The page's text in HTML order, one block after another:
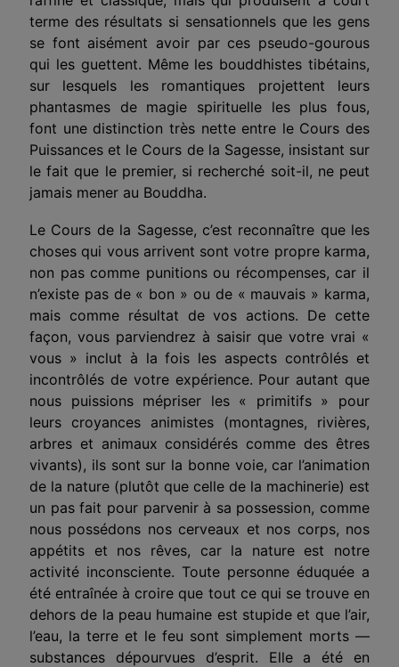
terme des résultats si sensationnels que les gens
se font aisément avoir par ces pseudo-gourous
qui les guettent. Même les bouddhistes tibétains,
sur lesquels les romantiques projettent leurs
phantasmes de magie spirituelle les plus fous,
font une distinction très nette entre le Cours des
Puissances et le Cours de la Sagesse, insistant sur
le fait que le premier, si recherché soit-il, ne peut
jamais mener au Bouddha.
Le Cours de la Sagesse, c’est reconnaître que les
choses qui vous arrivent sont votre propre karma,
non pas comme punitions ou récompenses, car il
n’existe pas de « bon » ou de « mauvais » karma,
mais comme résultat de vos actions. De cette
façon, vous parviendrez à saisir que votre vrai «
vous » inclut à la fois les aspects contrôlés et
incontrôlés de votre expérience. Pour autant que
nous puissions mépriser les « primitifs » pour
leurs croyances animistes (montagnes, rivières,
arbres et animaux considérés comme des êtres
vivants), ils sont sur la bonne voie, car l’animation
de la nature (plutôt que celle de la machinerie) est
un pas fait pour parvenir à sa possession, comme
nous possédons nos cerveaux et nos corps, nos
appétits et nos rêves, car la nature est notre
activité inconsciente. Toute personne éduquée a
été entraînée à croire que tout ce qui se trouve en
dehors de la peau humaine est stupide et que l’air,
l’eau, la terre et le feu sont simplement morts —
substances dépourvues d’esprit. Elle a été en